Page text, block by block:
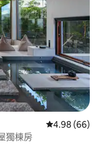
從 66 則評價
4.98 (66)
丹路 感性韓屋獨棟房